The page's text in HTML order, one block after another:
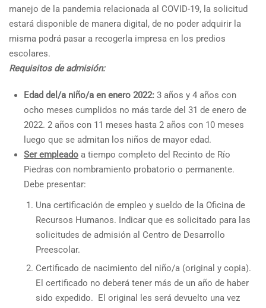
manejo de la pandemia relacionada al COVID-19, la solicitud
estará disponible de manera digital, de no poder adquirir la
misma podrá pasar a recogerla impresa en los predios
escolares.
Requisitos de admisión:
Edad del/a niño/a en enero 2022: 3 años y 4 años con
ocho meses cumplidos no más tarde del 31 de enero de
2022. 2 años con 11 meses hasta 2 años con 10 meses
luego que se admitan los niños de mayor edad.
Ser empleado a tiempo completo del Recinto de Río
Piedras con nombramiento probatorio o permanente.
Debe presentar:
Una certificación de empleo y sueldo de la Oficina de
Recursos Humanos. Indicar que es solicitado para las
solicitudes de admisión al Centro de Desarrollo
Preescolar.
Certificado de nacimiento del niño/a (original y copia).
El certificado no deberá tener más de un año de haber
sido expedido. El original les será devuelto una vez